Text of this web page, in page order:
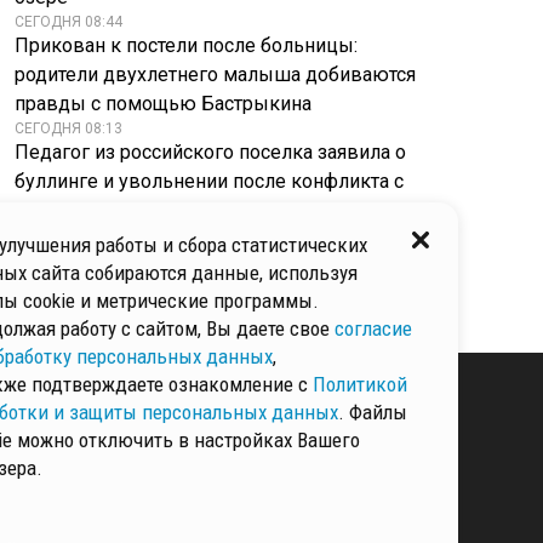
СЕГОДНЯ 08:44
Прикован к постели после больницы:
родители двухлетнего малыша добиваются
правды с помощью Бастрыкина
СЕГОДНЯ 08:13
Педагог из российского поселка заявила о
буллинге и увольнении после конфликта с
СЕГОДНЯ 07:55
Один рубль за историю: в Прокопьевске ищут
инвестора для старинного кинотеатра
И ЗАЩИТЫ
работы и сбора статистических
сайта собираются данные, используя
cookie и метрические программы.
работу с сайтом, Вы даете свое согласие
персональных данных,
подтверждаете ознакомление с Политикой
и защиты персональных данных. Файлы
можно отключить в настройках Вашего